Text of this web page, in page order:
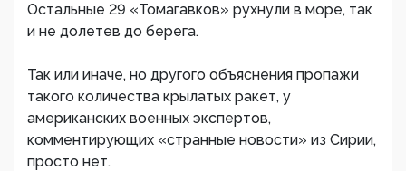
Остальные 29 «Томагавков» рухнули в море, так
и не долетев до берега.
Так или иначе, но другого объяснения пропажи
такого количества крылатых ракет, у
американских военных экспертов,
комментирующих «странные новости» из Сирии,
просто нет.